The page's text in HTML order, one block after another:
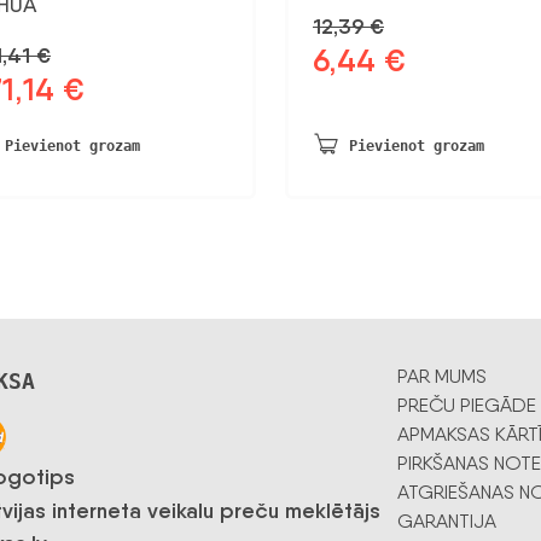
€
€
ir:
Pievienot grozam
12,39€
Sākotnējā
12,39 €.
6,44 €
6,44 €.
Pievienot grozam
PAR MUMS
PREČU PIEGĀDE
APMAKSAS
PIRKŠANAS
ATGRIEŠANAS
GARANTIJA